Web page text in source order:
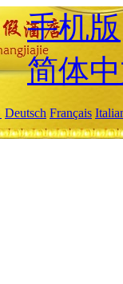
手机版
简体
Deutsch Français